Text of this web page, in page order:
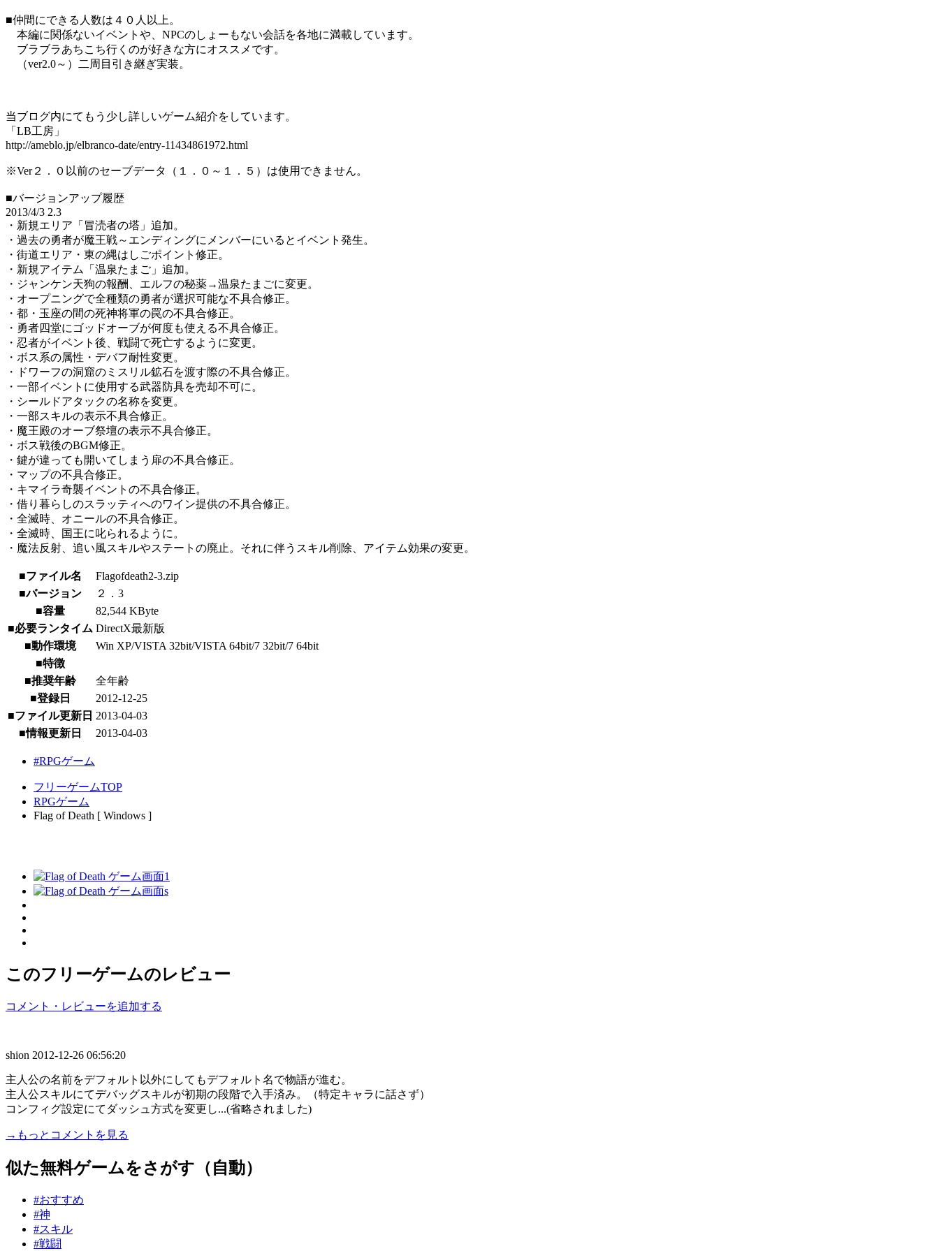
■仲間にできる人数は４０人以上。
本編に関係ないイベントや、NPCのしょーもない会話を各地に満載しています。
ブラブラあちこち行くのが好きな方にオススメです。
（ver2.0～）二周目引き継ぎ実装。
当ブログ内にてもう少し詳しいゲーム紹介をしています。
「LB工房」
http://ameblo.jp/elbranco-date/entry-11434861972.html
※Ver２．０以前のセーブデータ（１．０～１．５）は使用できません。
■バージョンアップ履歴
2013/4/3 2.3
・新規エリア「冒涜者の塔」追加。
・過去の勇者が魔王戦～エンディングにメンバーにいるとイベント発生。
・街道エリア・東の縄はしごポイント修正。
・新規アイテム「温泉たまご」追加。
・ジャンケン天狗の報酬、エルフの秘薬→温泉たまごに変更。
・オープニングで全種類の勇者が選択可能な不具合修正。
・都・玉座の間の死神将軍の罠の不具合修正。
・勇者四堂にゴッドオーブが何度も使える不具合修正。
・忍者がイベント後、戦闘で死亡するように変更。
・ボス系の属性・デバフ耐性変更。
・ドワーフの洞窟のミスリル鉱石を渡す際の不具合修正。
・一部イベントに使用する武器防具を売却不可に。
・シールドアタックの名称を変更。
・一部スキルの表示不具合修正。
・魔王殿のオーブ祭壇の表示不具合修正。
・ボス戦後のBGM修正。
・鍵が違っても開いてしまう扉の不具合修正。
・マップの不具合修正。
・キマイラ奇襲イベントの不具合修正。
・借り暮らしのスラッティへのワイン提供の不具合修正。
・全滅時、オニールの不具合修正。
・全滅時、国王に叱られるように。
・魔法反射、追い風スキルやステートの廃止。それに伴うスキル削除、アイテム効果の変更。
■ファイル名
Flagofdeath2-3.zip
■バージョン
２．3
■容量
82,544 KByte
■必要ランタイム DirectX最新版
■動作環境
Win XP/VISTA 32bit/VISTA 64bit/7 32bit/7 64bit
■特徴
■推奨年齢
全年齢
■登録日
2012-12-25
■ファイル更新日 2013-04-03
■情報更新日
2013-04-03
#RPGゲーム
フリーゲームTOP
RPGゲーム
Flag of Death [ Windows ]
このフリーゲームのレビュー
コメント・レビューを追加する
shion 2012-12-26 06:56:20
主人公の名前をデフォルト以外にしてもデフォルト名で物語が進む。
主人公スキルにてデバッグスキルが初期の段階で入手済み。（特定キャラに話さず）
コンフィグ設定にてダッシュ方式を変更し...(省略されました)
→もっとコメントを見る
似た無料ゲームをさがす（自動）
#おすすめ
#神
#スキル
#戦闘